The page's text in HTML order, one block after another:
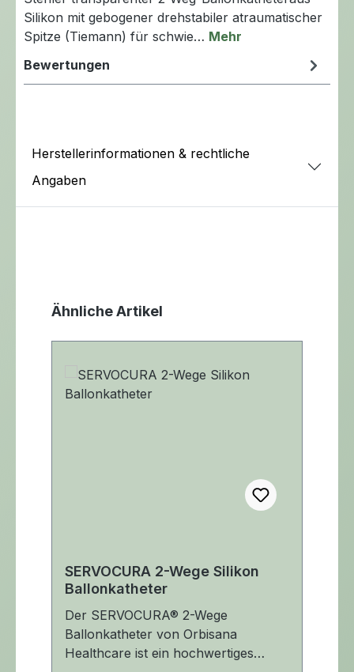
Silikon mit gebogener drehstabiler atraumatischer
Spitze (Tiemann) für schwie… Mehr
Bewertungen
Herstellerinformationen & rechtliche
Angaben
Produktgalerie überspringen
Ähnliche Artikel
SERVOCURA 2-Wege Silikon
Ballonkatheter
Der SERVOCURA® 2-Wege
Ballonkatheter von Orbisana
Healthcare ist ein hochwertiges